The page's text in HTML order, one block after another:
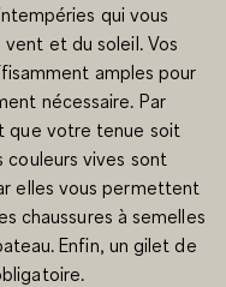
qui vous
et du soleil. Vos
amples pour
nécessaire. Par
que votre tenue soit
couleurs vives sont
elles vous permettent
chaussures à semelles
Enfin, un gilet de